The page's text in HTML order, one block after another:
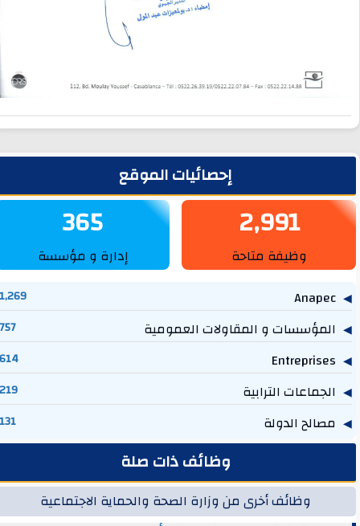
إحصائيات الموقع
2,991
وظيفة متاحة
365
إدارة و مؤسسة
Anapec
1,269
المؤسسات و المقاولات العمومية 757
Entreprises
614
الجماعات الترابية 219
مصالح الدولة 131
وظائف ذات صلة
وظائف أخرى من وزارة الصحة والحماية الاجتماعية